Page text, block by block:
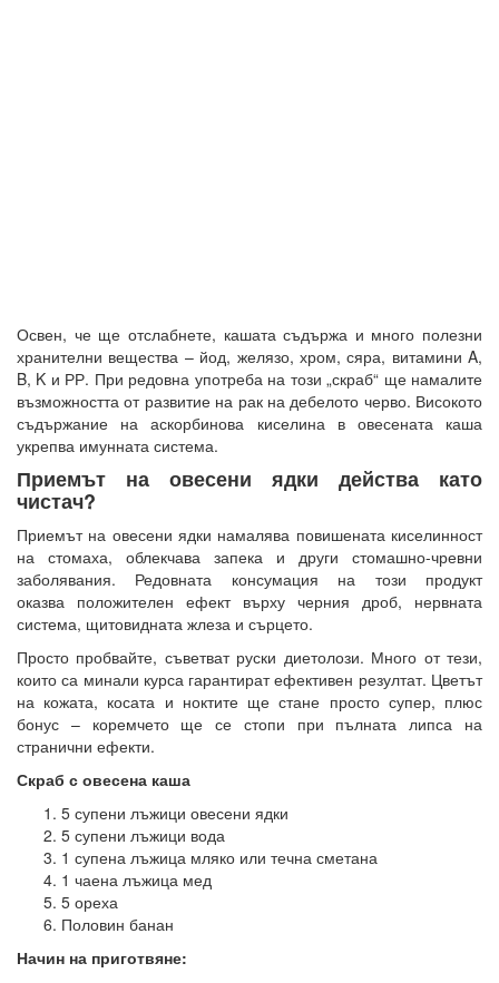
Освен, че ще отслабнете, кашата съдържа и много полезни
хранителни вещества – йод, желязо, хром, сяра, витамини A,
B, K и РР. При редовна употреба на този „скраб“ ще намалите
възможността от развитие на рак на дебелото черво. Високото
съдържание на аскорбинова киселина в овесената каша
укрепва имунната система.
Приемът на овесени ядки действа като
чистач?
Приемът на овесени ядки намалява повишената киселинност
на стомаха, облекчава запека и други стомашно-чревни
заболявания. Редовната консумация на този продукт
оказва положителен ефект върху черния дроб, нервната
система, щитовидната жлеза и сърцето.
Просто пробвайте, съветват руски диетолози. Много от тези,
които са минали курса гарантират ефективен резултат. Цветът
на кожата, косата и ноктите ще стане просто супер, плюс
бонус – коремчето ще се стопи при пълната липса на
странични ефекти.
Скраб с овесена каша
5 супени лъжици овесени ядки
5 супени лъжици вода
1 супена лъжица мляко или течна сметана
1 чаена лъжица мед
5 ореха
Половин банан
Начин на приготвяне: